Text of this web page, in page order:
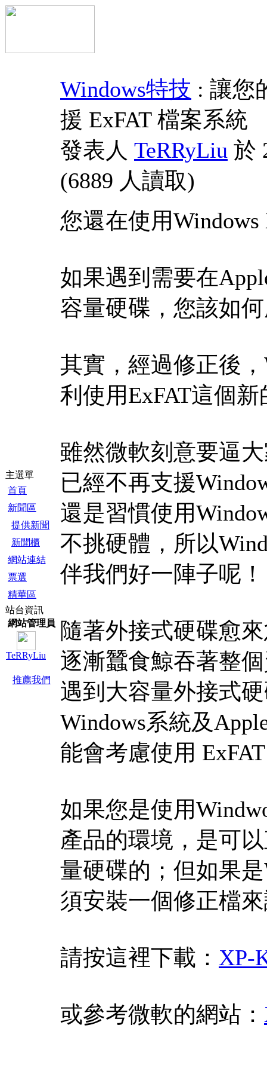
主選單
首頁
新聞區
提供新聞
新聞櫃
網站連結
票選
精華區
站台資訊
網站管理員
TeRRyLiu
推薦我們
Windows特技 : 讓您
援 ExFAT 檔案系統
發表人 TeRRyLiu 於
(6889 人讀取)
您還在使用
如果遇到需要在
容量硬碟，您該如
其實，經過修正後
利使用ExFAT這個
雖然微軟刻意要逼
已經不再支援
還是習慣使用
不挑硬體，所以
伴我們好一陣子呢！
隨著外接式硬碟愈
逐漸蠶食鯨吞著整
遇到大容量外接式
Windows系統及
能會考慮使用
如果您是使用
產品的環境，是可
量硬碟的；但如果
須安裝一個修正檔
請按這裡下載： XP-
或參考微軟的網站：